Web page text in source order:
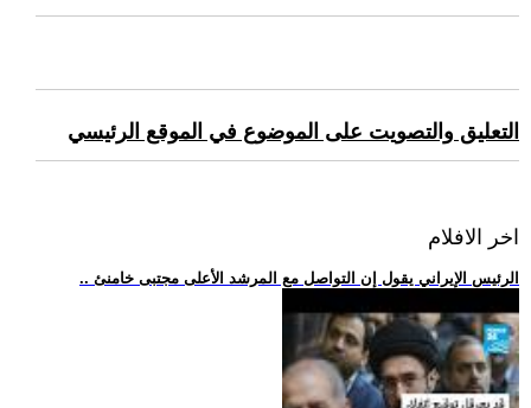
التعليق والتصويت على الموضوع في الموقع الرئيسي
اخر الافلام
.. الرئيس الإيراني يقول إن التواصل مع المرشد الأعلى مجتبى خامنئ